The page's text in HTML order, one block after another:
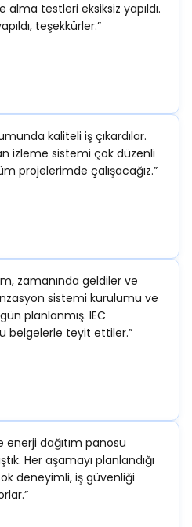
testleri eksiksiz yapıldı.
teşekkürler.”
kaliteli iş çıkardılar.
izleme sistemi çok düzenli
projelerimde çalışacağız.”
zamanında geldiler ve
sistemi kurulumu ve
planlanmış. IEC
belgelerle teyit ettiler.”
enerji dağıtım panosu
Her aşamayı planlandığı
deneyimli, iş güvenliği